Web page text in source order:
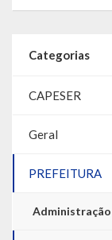
Categorias
CAPESER
Geral
PREFEITURA
Administração